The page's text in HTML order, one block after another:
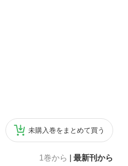
未購入巻をまとめて買う
1巻から 最新刊から